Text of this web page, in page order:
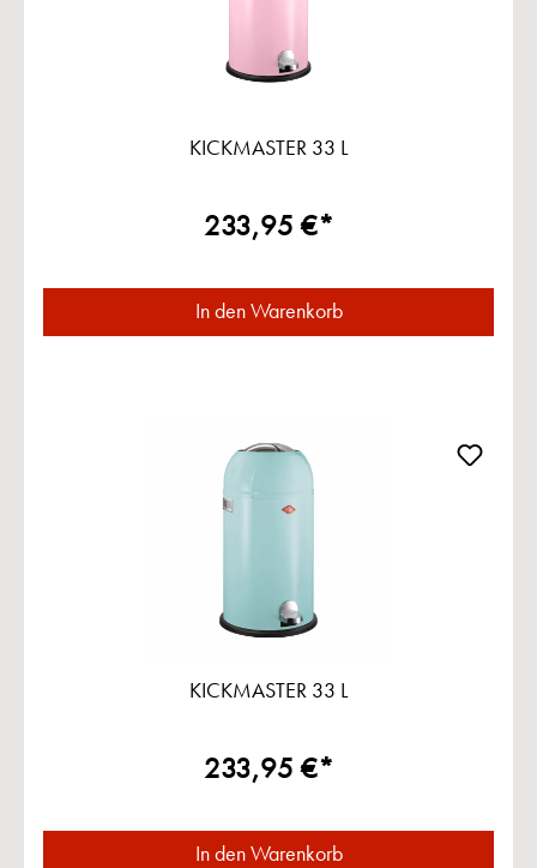
KICKMASTER 33 L
233,95 €*
In den Warenkorb
KICKMASTER 33 L
233,95 €*
In den Warenkorb